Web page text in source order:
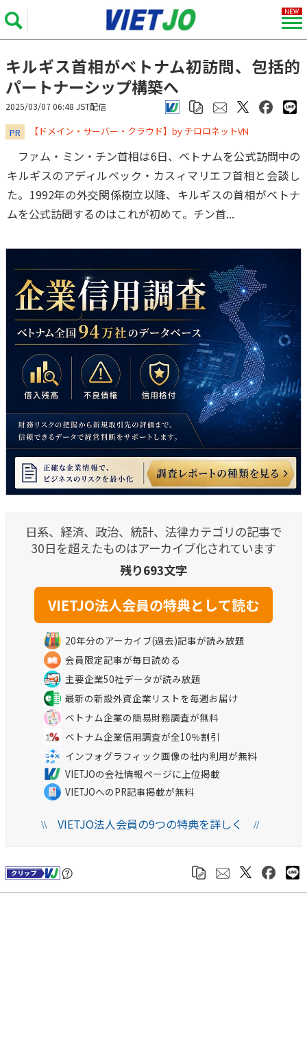
キルギス首相がベトナム初訪問、包括的
パートナーシップ構築へ
2025/03/07 06:48 JST配信
PR ​​​​​​​【ドメイン・サーバー・クラウド】by チロロネットVN
ファム・ミン・チン首相は6日、ベトナムを公式訪問中の
キルギスのアディルベック・カスィマリエフ首相と会談し
た。1992年の外交関係樹立以降、キルギスの首相がベトナ
ムを公式訪問するのはこれが初めて。チン首...
日系、経済、政治、統計、法律カテゴリの記事で
30日を超えたものはアーカイブ化されています
残り693文字
20年分のアーカイブ(過去)記事が読み放題
会員限定記事が毎日読める
主要企業50社データが読み放題
最新の新設外資企業リストを毎週お届け
ベトナム企業の簡易財務調査が無料
ベトナム企業信用調査が全10％割引
インフォグラフィック画像の社内利用が無料
VIETJOの会社情報ページに上位掲載
VIETJOへのPR記事掲載が無料
\\VIETJO法人会員の9つの特典を詳しく //